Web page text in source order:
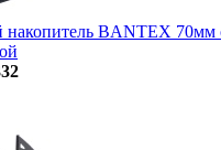
накопитель BANTEX 70мм